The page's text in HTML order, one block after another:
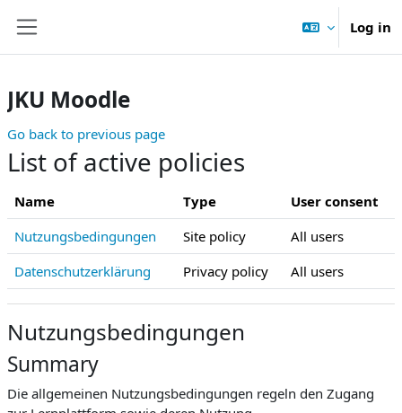
Log in
JKU Moodle
Go back to previous page
List of active policies
Name Type
User consent
Nutzungsbedingungen
Site policy
All users
Datenschutzerklärung
Privacy policy All users
Nutzungsbedingungen
Summary
Die allgemeinen Nutzungsbedingungen regeln den Zugang